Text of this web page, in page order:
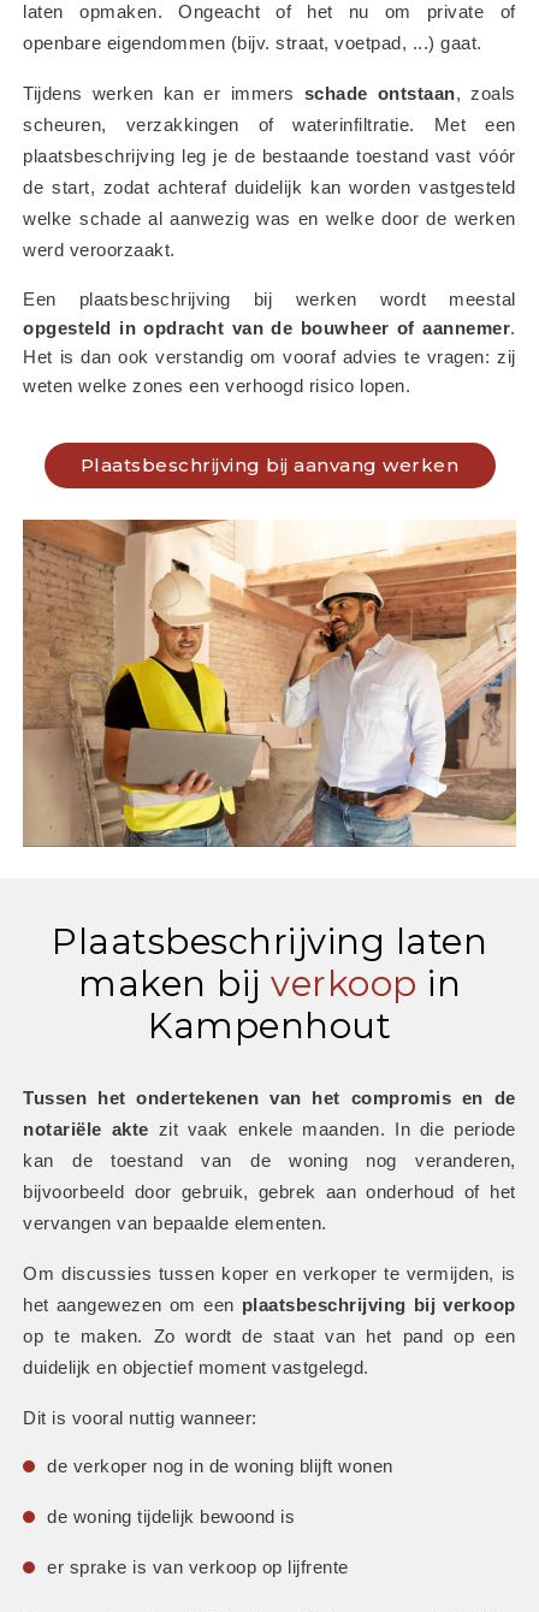
laten opmaken. Ongeacht of het nu om private of
openbare eigendommen (bijv. straat, voetpad, ...) gaat.
Tijdens werken kan er immers schade ontstaan, zoals
scheuren, verzakkingen of waterinfiltratie. Met een
plaatsbeschrijving leg je de bestaande toestand vast vóór
de start, zodat achteraf duidelijk kan worden vastgesteld
welke schade al aanwezig was en welke door de werken
werd veroorzaakt.
opgesteld in opdracht van de bouwheer of aannemer.
Het is dan ook verstandig om vooraf advies te vragen: zij
weten welke zones een verhoogd risico lopen.
Plaatsbeschrijving bij aanvang werken
Plaatsbeschrijving laten
maken bij verkoop in
Kampenhout
Tussen het ondertekenen van het compromis en de
notariële akte zit vaak enkele maanden. In die periode
kan de toestand van de woning nog veranderen,
bijvoorbeeld door gebruik, gebrek aan onderhoud of het
vervangen van bepaalde elementen.
Om discussies tussen koper en verkoper te vermijden, is
het aangewezen om een plaatsbeschrijving bij verkoop
op te maken. Zo wordt de staat van het pand op een
duidelijk en objectief moment vastgelegd.
Dit is vooral nuttig wanneer:
de verkoper nog in de woning blijft wonen
de woning tijdelijk bewoond is
er sprake is van verkoop op lijfrente